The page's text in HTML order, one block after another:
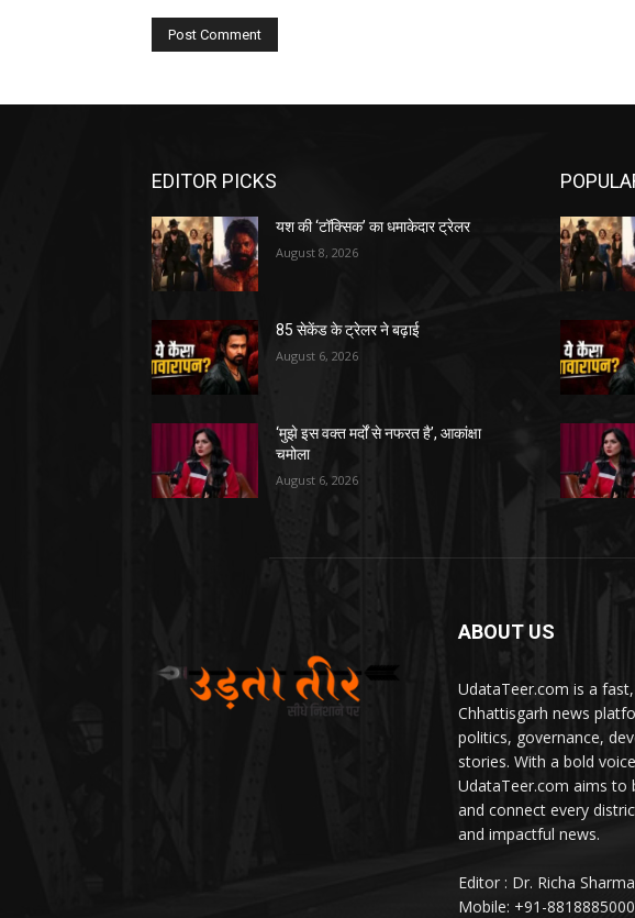
EDITOR PICKS
यश की ‘टॉक्सिक’ का धमाकेदार ट्रेलर
August 8, 2026
85 सेकेंड के ट्रेलर ने बढ़ाई
August 6, 2026
‘मुझे इस वक्त मर्दों से नफरत है’, आकांक्षा
चमोला
August 6, 2026
ABOUT US
UdataTeer.com is a
Chhattisgarh news
politics, governance,
stories. With a bold
UdataTeer.com aims
and connect every
and impactful news.
Editor : Dr. Richa Sharma
Mobile: +91-8818885000